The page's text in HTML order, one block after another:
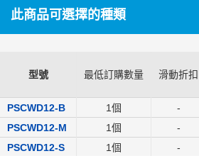
此商品可選擇的種類
型號 最低訂購數量 滑動折扣
PSCWD12-B 1個 -
PSCWD12-M
1個 -
PSCWD12-S
1個 -